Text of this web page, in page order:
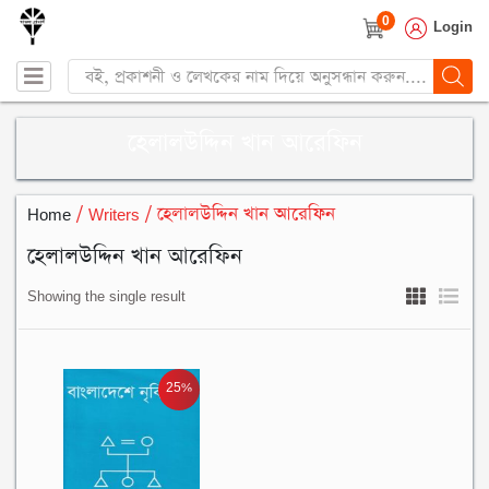
0 Login
Products
search
Home / Writers / হেলালউদ্দিন খান আরেফিন
হেলালউদ্দিন খান আরেফিন
Showing the single result
25%